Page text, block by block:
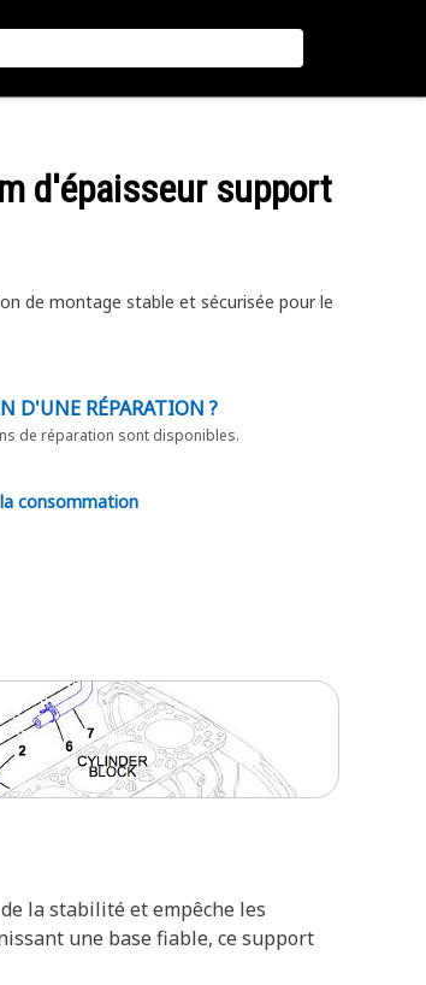
d'épaisseur support
de montage stable et sécurisée pour le
D'UNE RÉPARATION ?
de réparation sont disponibles.
consommation
la stabilité et empêche les
une base fiable, ce support